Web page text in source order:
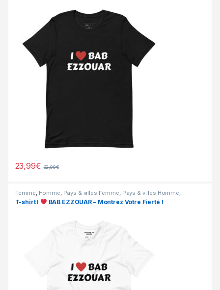
23,99€ 32,99€
Femme Homme Pays & villes Femme Pays & villes Homme
PROMOS
T-shirt I BAB EZZOUAR – Montrez Votre Fierté !